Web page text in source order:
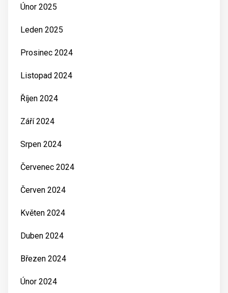
Únor 2025
Leden 2025
Prosinec 2024
Listopad 2024
Říjen 2024
Září 2024
Srpen 2024
Červenec 2024
Červen 2024
Květen 2024
Duben 2024
Březen 2024
Únor 2024